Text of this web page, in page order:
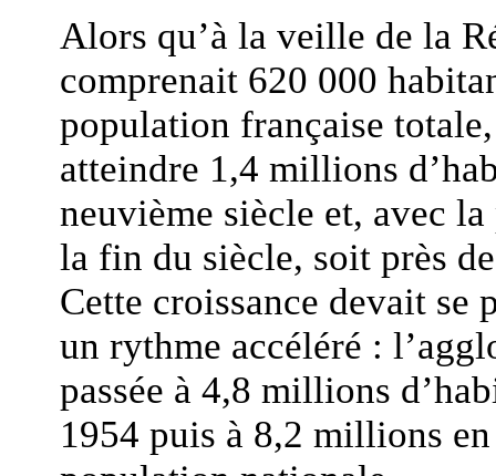
Alors qu’à la veille de la
comprenait 620 000
population française
atteindre 1,4 millions
neuvième siècle et, avec
la fin du siècle, soit près
Cette croissance devait se
un rythme accéléré :
passée à 4,8 millions
1954 puis à 8,2 millions